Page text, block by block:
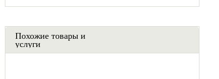
Похожие товары и
услуги